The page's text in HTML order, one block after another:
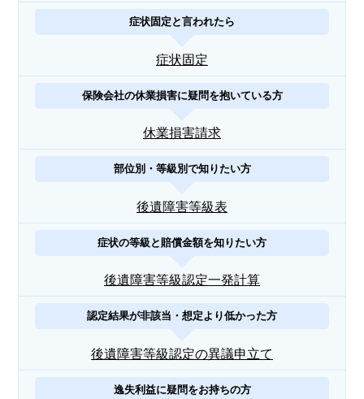
症状固定と言われたら
症状固定
保険会社の休業損害に疑問を抱いている方
休業損害請求
部位別・等級別で知りたい方
後遺障害等級表
症状の等級と賠償金額を知りたい方
後遺障害等級認定一発計算
認定結果が非該当・想定より低かった方
後遺障害等級認定の異議申立て
逸失利益に疑問をお持ちの方